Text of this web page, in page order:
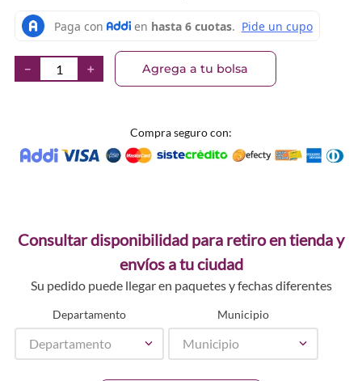
＋
－ Agrega a tu bolsa
Compra seguro con:
Consultar disponibilidad para retiro en tienda y
envíos a tu ciudad
Su pedido puede llegar en paquetes y fechas diferentes
Departamento
Departamento
Municipio
Municipio